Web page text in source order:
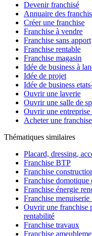
Devenir franchisé
Annuaire des
Créer une franchise
Franchise à vendre
Franchise sans apport
Franchise rentable
Franchise magasin
Idée de business à
Idée de projet
Idée de business
Ouvrir une laverie
Ouvrir une salle de
Ouvrir une
Acheter une franchise
Thématiques similaires
Placard, dressing,
Franchise BTP
Franchise
Franchise domotique
Franchise énergie
Franchise menuiserie
Ouvrir une franchise
rentabilité
Franchise travaux
Franchise